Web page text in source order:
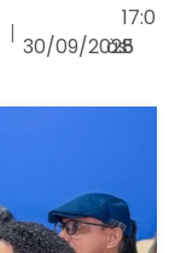
|
30/09/2025
às
17:0
8